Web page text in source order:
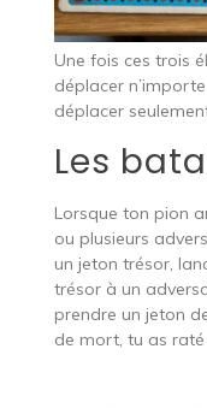
Une fois ces trois
déplacer
déplacer
Les
Lorsque ton pion
ou plusieurs
un jeton trésor,
trésor à un
prendre un jeton
de mort, tu as